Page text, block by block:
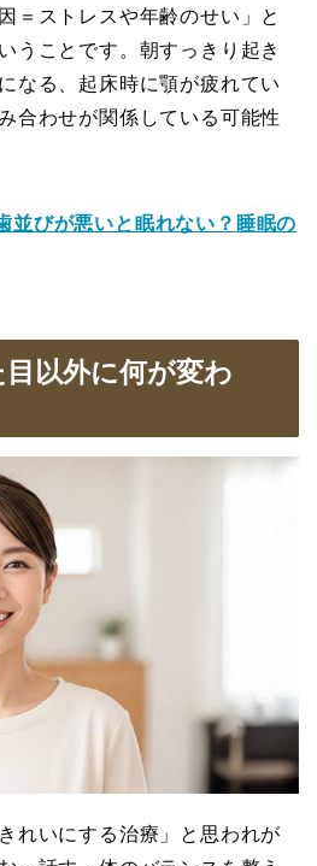
＝ストレスや年齢のせい」と
うことです。朝すっきり起き
なる、起床時に顎が疲れてい
合わせが関係している可能性
並びが悪いと眠れない？睡眠の
以外に何が変わ
れいにする治療」と思われが